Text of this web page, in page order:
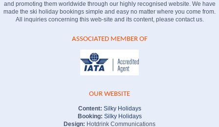
and promoting them worldwide through our highly recognised website. We have
made the ski holiday bookings simple and easy no matter where you come from.
All inquiries concerning this web-site and its content, please contact us.
ASSOCIATED MEMBER OF
OUR WEBSITE
Content: Silky Holidays
Booking: Silky Holidays
Design: Hotdrink Communications